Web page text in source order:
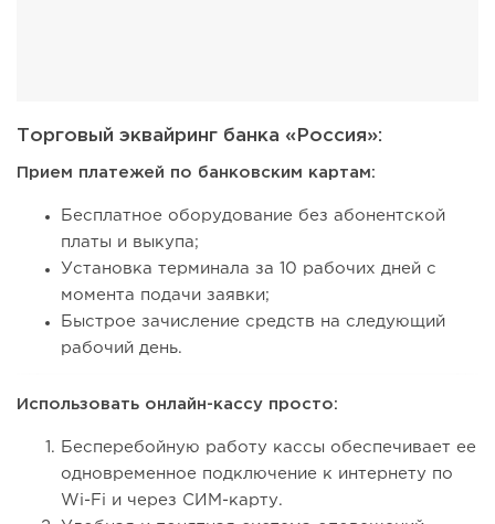
Торговый эквайринг банка «Россия»:
Прием платежей по банковским картам:
Бесплатное оборудование без абонентской
платы и выкупа;
Установка терминала за 10 рабочих дней с
момента подачи заявки;
Быстрое зачисление средств на следующий
рабочий день.
Использовать онлайн-кассу просто:
Бесперебойную работу кассы обеспечивает ее
одновременное подключение к интернету по
Wi-Fi и через СИМ-карту.